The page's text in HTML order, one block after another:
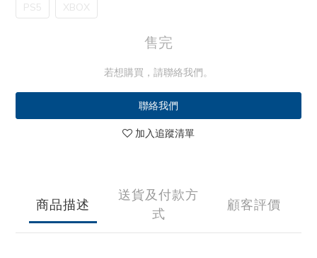
PS5 XBOX
售完
若想購買，請聯絡我們。
聯絡我們
加入追蹤清單
商品描述
送貨及付款方
式
顧客評價